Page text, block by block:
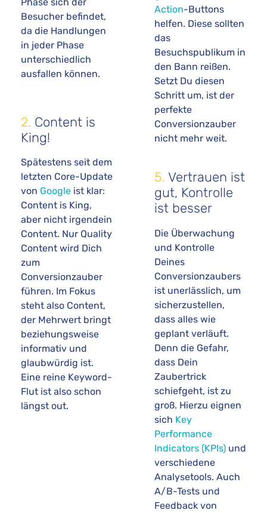
Besucher befindet,
da die Handlungen
in jeder Phase
unterschiedlich
ausfallen können.
2. Content is
King!
Spätestens seit dem
letzten Core-Update
von Google ist klar:
Content is King,
aber nicht irgendein
Content. Nur Quality
Content wird Dich
zum
Conversionzauber
führen. Im Fokus
steht also Content,
der Mehrwert bringt
beziehungsweise
informativ und
glaubwürdig ist.
Eine reine Keyword-
Flut ist also schon
längst out.
Action-Buttons
helfen. Diese sollten
das
Besuchspublikum in
den Bann reißen.
Setzt Du diesen
Schritt um, ist der
perfekte
Conversionzauber
nicht mehr weit.
5. Vertrauen ist
gut, Kontrolle
ist besser
Die Überwachung
und Kontrolle
Deines
Conversionzaubers
ist unerlässlich, um
sicherzustellen,
dass alles wie
geplant verläuft.
Denn die Gefahr,
dass Dein
Zaubertrick
schiefgeht, ist zu
groß. Hierzu eignen
sich Key
Performance
Indicators (KPIs) und
verschiedene
Analysetools. Auch
A/B-Tests und
Feedback von